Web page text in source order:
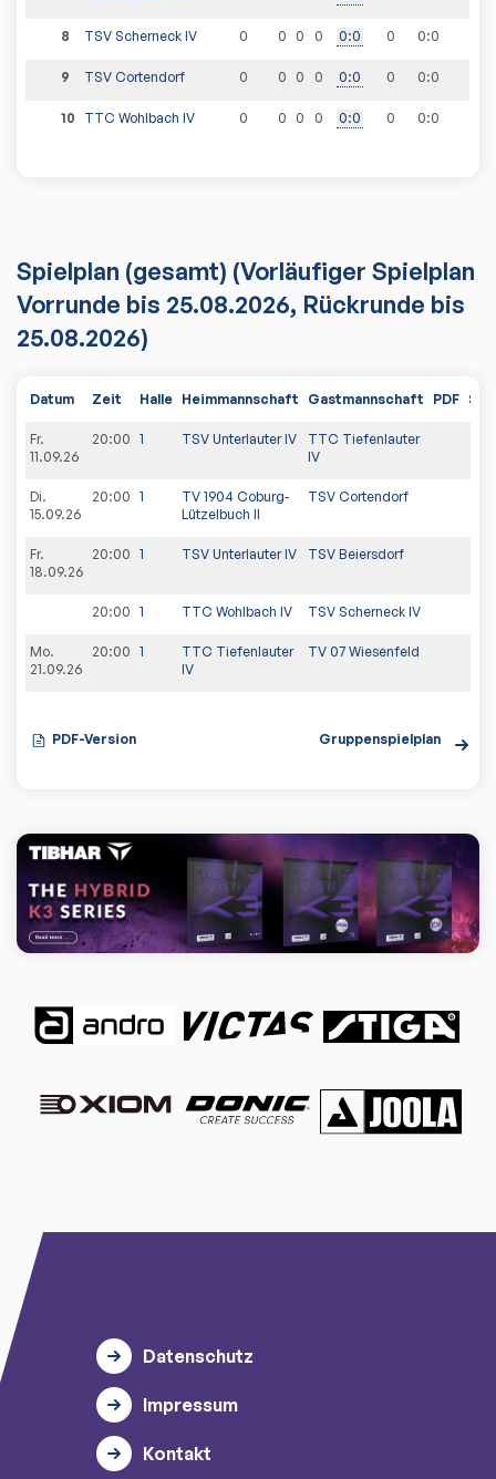
8 TSV Scherneck IV 0 0 0 0 0:0 0 0:0
9 TSV Cortendorf 0 0 0 0 0:0 0 0:0
10 TTC Wohlbach IV 0 0 0 0 0:0 0 0:0
Spielplan (gesamt) (Vorläufiger Spielplan
Vorrunde bis 25.08.2026, Rückrunde bis
25.08.2026)
Datum Zeit Halle Heimmannschaft Gastmannschaft PDF
Fr.
11.09.26
20:00 1 TSV Unterlauter IV
TTC Tiefenlauter
IV
Di.
15.09.26
20:00 1
TV 1904 Coburg-
Lützelbuch II
TSV Cortendorf
Fr.
18.09.26
20:00 1 TSV Unterlauter IV TSV Beiersdorf
20:00 1 TTC Wohlbach IV TSV Scherneck IV
Mo.
21.09.26
20:00 1
TTC Tiefenlauter
IV
TV 07 Wiesenfeld
PDF-Version Gruppenspielplan
Datenschutz
Impressum
Kontakt